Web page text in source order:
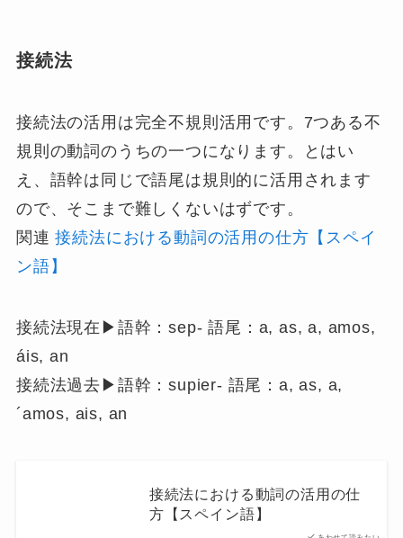
接続法
接続法の活用は完全不規則活用です。7つある不
規則の動詞のうちの一つになります。とはい
え、語幹は同じで語尾は規則的に活用されます
ので、そこまで難しくないはずです。
関連 接続法における動詞の活用の仕方【スペイ
ン語】
接続法現在▶︎語幹：sep- 語尾：a, as, a, amos,
áis, an
接続法過去▶︎語幹：supier- 語尾：a, as, a,
´amos, ais, an
接続法における動詞の活用の仕
方【スペイン語】